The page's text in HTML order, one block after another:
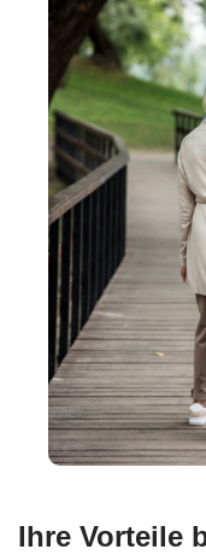
Ihre Vorteile